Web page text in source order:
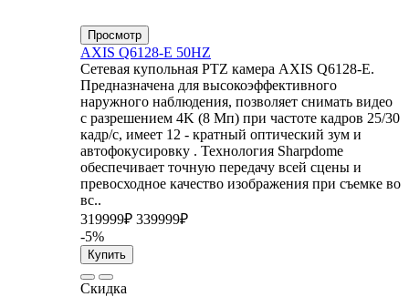
Просмотр
AXIS Q6128-E 50HZ
Сетевая купольная PTZ камера AXIS Q6128-E.
Предназначена для высокоэффективного
наружного наблюдения, позволяет снимать видео
с разрешением 4K (8 Мп) при частоте кадров 25/30
кадр/с, имеет 12 - кратный оптический зум и
автофокусировку . Технология Sharpdome
обеспечивает точную передачу всей сцены и
превосходное качество изображения при съемке во
вс..
319999₽ 339999₽
-5%
Купить
Скидка